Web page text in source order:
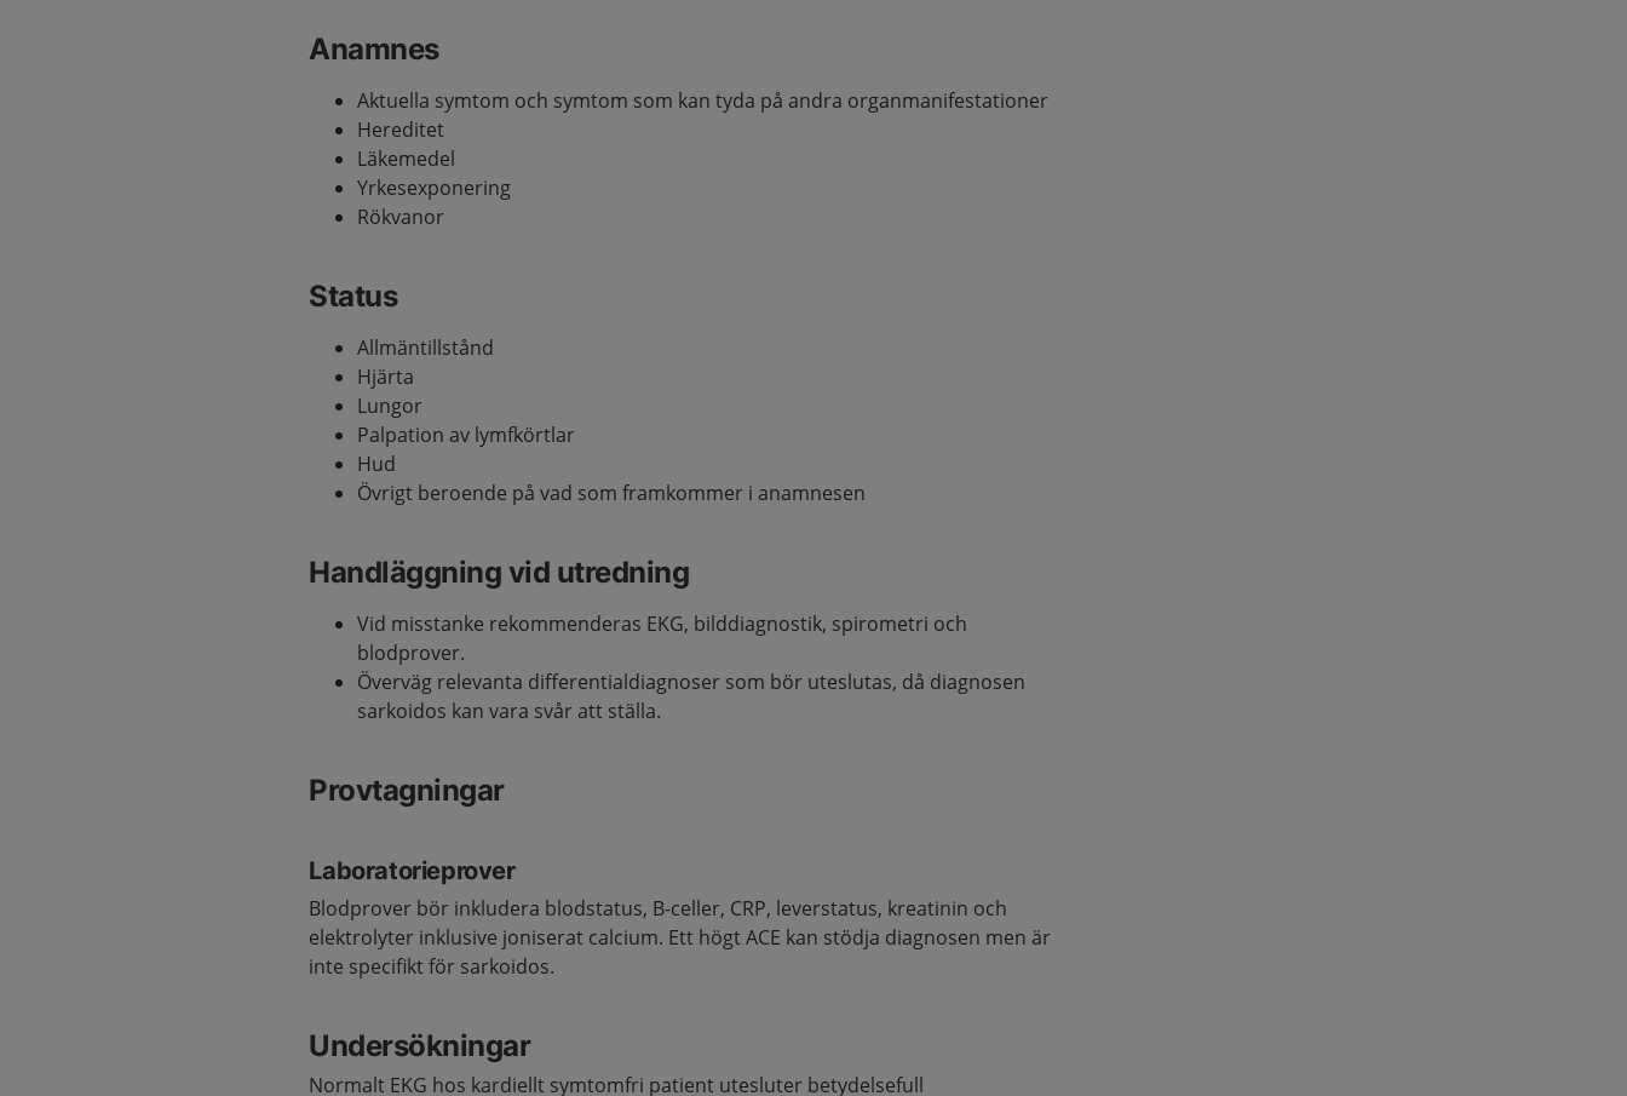
Anamnes
Aktuella symtom och symtom som kan tyda på andra organmanifestationer
Hereditet
Läkemedel
Yrkesexponering
Rökvanor
Status
Allmäntillstånd
Hjärta
Lungor
Palpation av lymfkörtlar
Hud
Övrigt beroende på vad som framkommer i anamnesen
Handläggning vid utredning
Vid misstanke rekommenderas EKG, bilddiagnostik, spirometri och
blodprover.
Överväg relevanta differentialdiagnoser som bör uteslutas, då diagnosen
sarkoidos kan vara svår att ställa.
Provtagningar
Laboratorieprover
Blodprover bör inkludera blodstatus, B-celler, CRP, leverstatus, kreatinin och
elektrolyter inklusive joniserat calcium. Ett högt ACE kan stödja diagnosen men är
inte specifikt för sarkoidos.
Undersökningar
Normalt EKG hos kardiellt symtomfri patient utesluter betydelsefull